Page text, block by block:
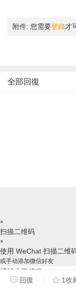
附件: 您需要登錄才
全部回復
回復 1收
×
扫描二维码
×
使用 WeChat 扫描二维
或手动添加微信好友
请跳转后，手动添加好友，谢